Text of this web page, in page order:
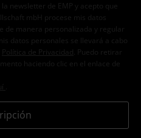
newsletter de EMP y acepto que
mbH procese mis datos
de manera personalizada y regular
datos personales se llevará a cabo
Política de Privacidad . Puedo retirar
haciendo clic en el enlace de